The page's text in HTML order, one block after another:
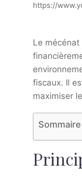
https://
Le
fiscaux. Il
maximiser
Sommaire